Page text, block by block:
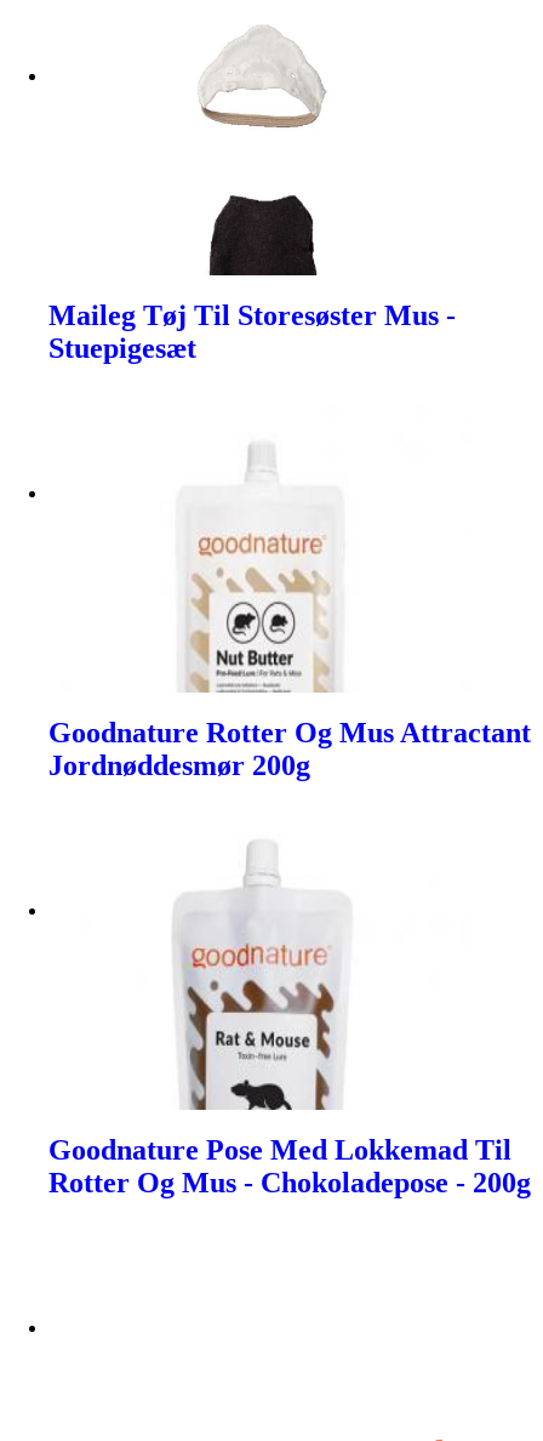
Maileg Tøj Til Storesøster Mus -
Stuepigesæt
Goodnature Rotter Og Mus Attractant
Jordnøddesmør 200g
Goodnature Pose Med Lokkemad Til
Rotter Og Mus - Chokoladepose - 200g